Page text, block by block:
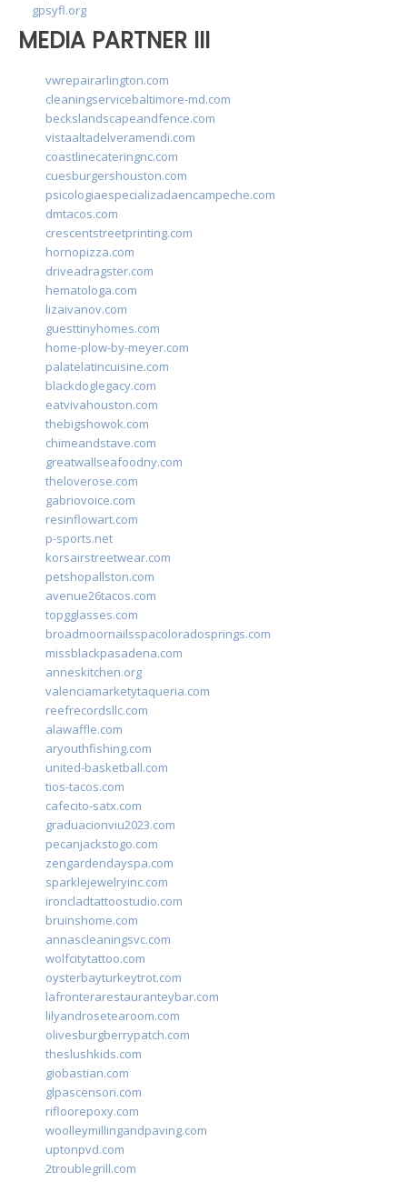
gpsyfl.org
MEDIA PARTNER III
vwrepairarlington.com
cleaningservicebaltimore-md.com
beckslandscapeandfence.com
vistaaltadelveramendi.com
coastlinecateringnc.com
cuesburgershouston.com
psicologiaespecializadaencampeche.com
dmtacos.com
crescentstreetprinting.com
hornopizza.com
driveadragster.com
hematologa.com
lizaivanov.com
guesttinyhomes.com
home-plow-by-meyer.com
palatelatincuisine.com
blackdoglegacy.com
eatvivahouston.com
thebigshowok.com
chimeandstave.com
greatwallseafoodny.com
theloverose.com
gabriovoice.com
resinflowart.com
p-sports.net
korsairstreetwear.com
petshopallston.com
avenue26tacos.com
topgglasses.com
broadmoornailsspacoloradosprings.com
missblackpasadena.com
anneskitchen.org
valenciamarketytaqueria.com
reefrecordsllc.com
alawaffle.com
aryouthfishing.com
united-basketball.com
tios-tacos.com
cafecito-satx.com
graduacionviu2023.com
pecanjackstogo.com
zengardendayspa.com
sparklejewelryinc.com
ironcladtattoostudio.com
bruinshome.com
annascleaningsvc.com
wolfcitytattoo.com
oysterbayturkeytrot.com
lafronterarestauranteybar.com
lilyandrosetearoom.com
olivesburgberrypatch.com
theslushkids.com
giobastian.com
glpascensori.com
rifloorepoxy.com
woolleymillingandpaving.com
uptonpvd.com
2troublegrill.com